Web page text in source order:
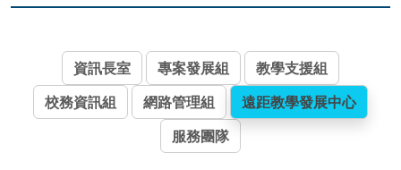
資訊長室 專案發展組
教學支援組
校務資訊組
網路管理組
遠距教學發展中心
服務團隊